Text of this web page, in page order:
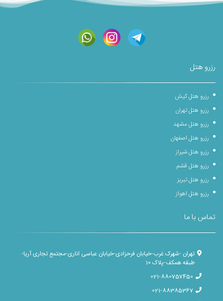
رزرو هتل
رزرو هتل کیش
رزرو هتل تهران
رزرو هتل مشهد
رزرو هتل اصفهان
رزرو هتل شیراز
رزرو هتل قشم
رزرو هتل تبریز
رزرو هتل اهواز
تماس با ما
تهران -شهرک غرب-خیابان فرحزادی-خیابان عباسی اناری-مجتمع تجاری آریا-
طبقه همکف-پلاک 10
021-880757450
021-88385367